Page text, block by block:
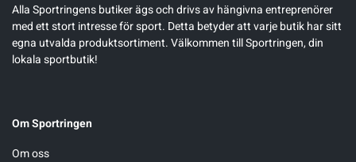
Alla Sportringens butiker ägs och drivs av hängivna entreprenörer
med ett stort intresse för sport. Detta betyder att varje butik har sitt
egna utvalda produktsortiment. Välkommen till Sportringen, din
lokala sportbutik!
Om Sportringen
Om oss